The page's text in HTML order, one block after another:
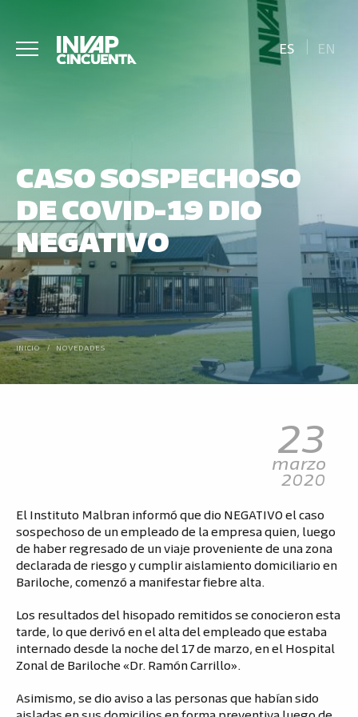
ES EN
CASO SOSPECHOSO
DE COVID-19 DIO
NEGATIVO
INICIO / NOVEDADES
23
marzo
2020
El Instituto Malbran informó que dio NEGATIVO el caso
sospechoso de un empleado de la empresa quien, luego
de haber regresado de un viaje proveniente de una zona
declarada de riesgo y cumplir aislamiento domiciliario en
Bariloche, comenzó a manifestar fiebre alta.
Los resultados del hisopado remitidos se conocieron esta
tarde, lo que derivó en el alta del empleado que estaba
internado desde la noche del 17 de marzo, en el Hospital
Zonal de Bariloche «Dr. Ramón Carrillo».
Asimismo, se dio aviso a las personas que habían sido